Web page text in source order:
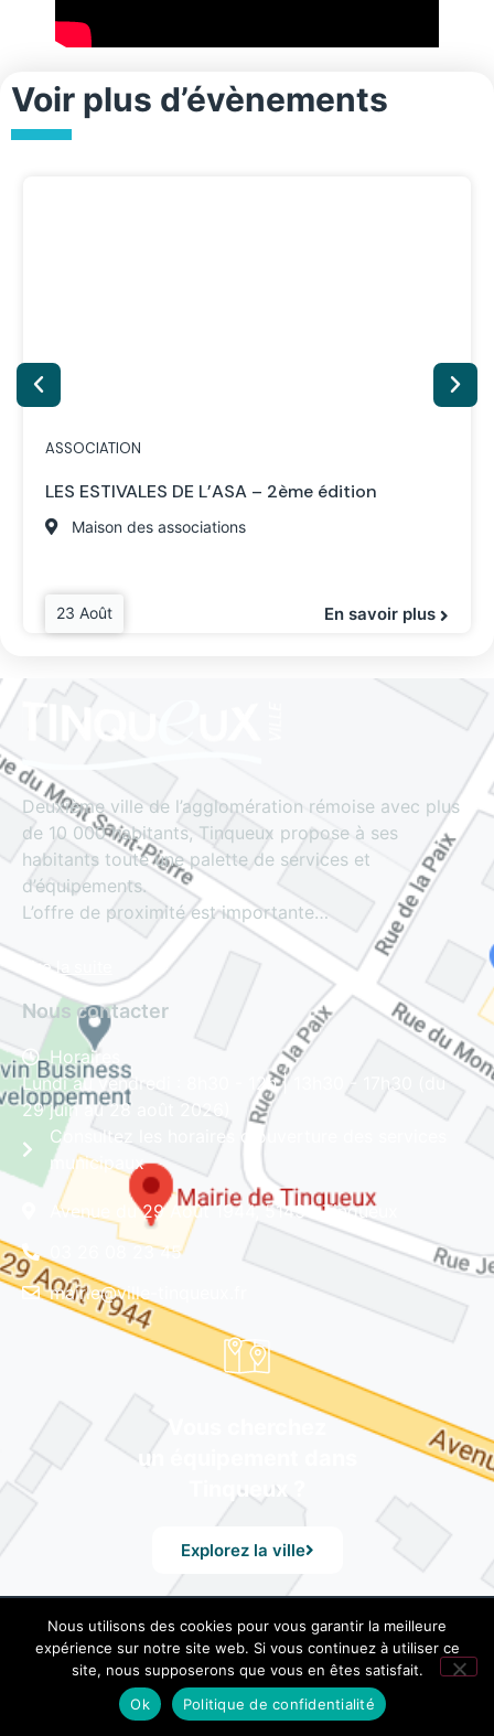
Voir plus d’évènements
ASSOCIATION
LES ESTIVALES DE L’ASA – 2ème édition
Maison des associations
23 Août En savoir plus
Deuxième ville de l’agglomération rémoise avec plus
de 10 000 habitants, Tinqueux propose à ses
habitants toute une palette de services et
d’équipements.
L’offre de proximité est importante…
Lire la suite
Nous contacter
Horaires
Lundi au vendredi : 8h30 - 12h | 13h30 - 17h30 (du
29 juin au 28 août 2026)
Consultez les horaires d'ouverture des services
municipaux
Avenue du 29 Août 1944, 51430 Tinqueux
03 26 08 23 45
mairie@ville-tinqueux.fr
Vous cherchez
un équipement dans
Tinqueux ?
Explorez la ville
© Mairie de Tinqueux – Avenue du 29 Août 1944, 51430
Tinqueux – Tél. 03 26 08 23 45 –Mentions Légales – Design
by UXid
Nous utilisons des cookies pour vous garantir la meilleure
expérience sur notre site web. Si vous continuez à utiliser ce
site, nous supposerons que vous en êtes satisfait.
Ok
Politique de confidentialité